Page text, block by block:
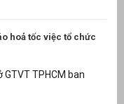
hoả tốc việc tổ chức
TPHCM ban